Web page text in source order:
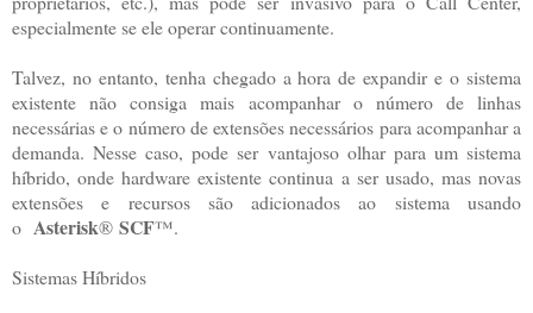
especialmente se ele operar continuamente.
Talvez, no entanto, tenha chegado a hora de expandir e o sistema
existente não consiga mais acompanhar o número de linhas
necessárias e o número de extensões necessários para acompanhar a
demanda. Nesse caso, pode ser vantajoso olhar para um sistema
híbrido, onde hardware existente continua a ser usado, mas novas
extensões e recursos são adicionados ao sistema usando
o Asterisk® SCF™.
Sistemas Híbridos